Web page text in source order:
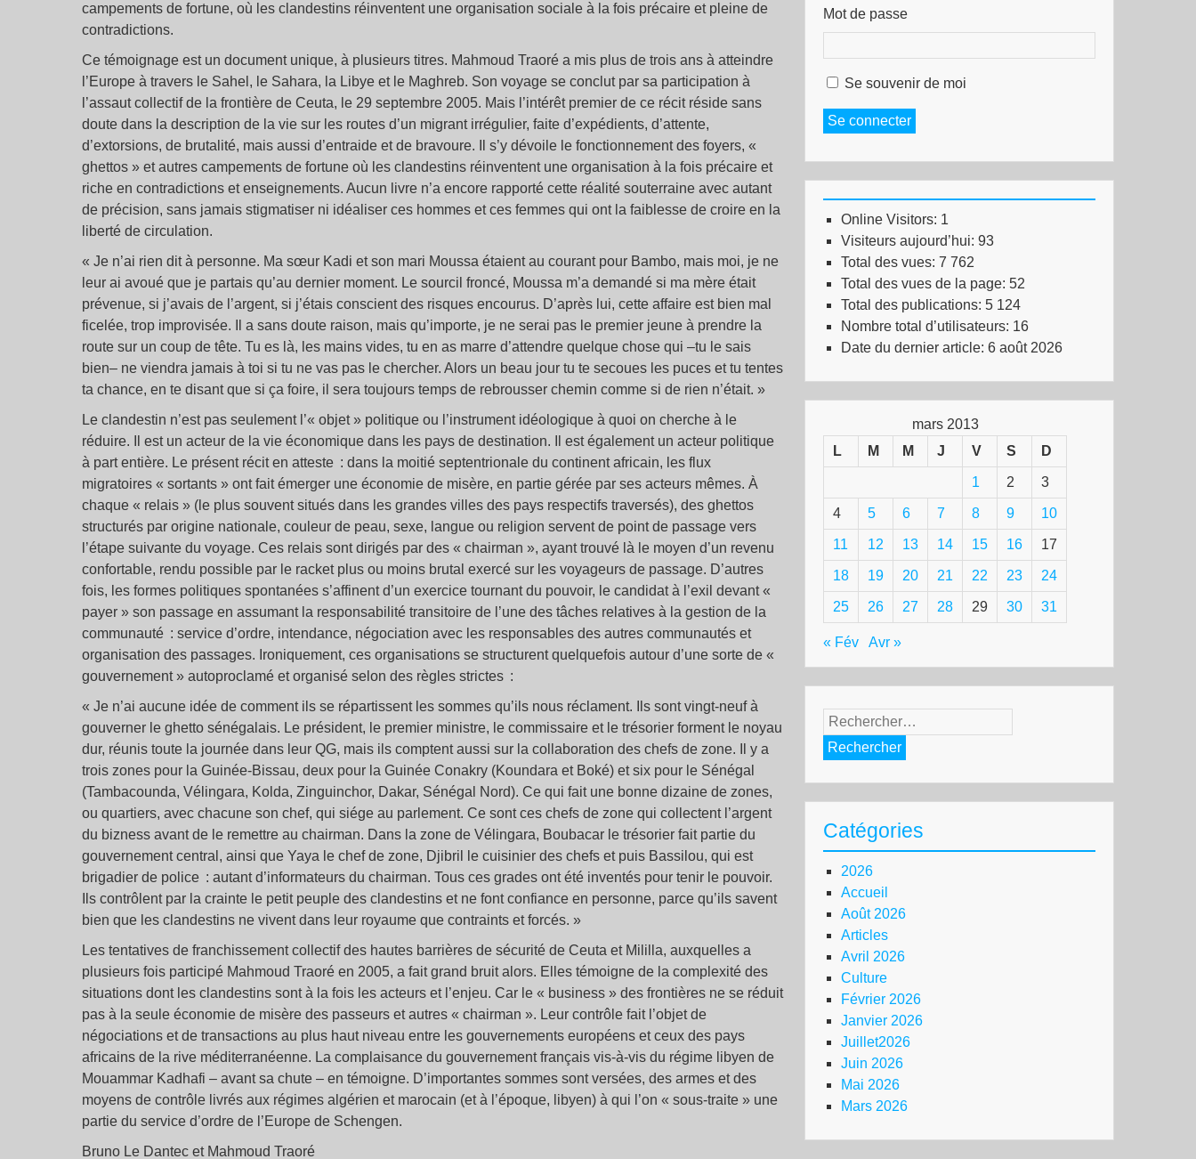
campements de fortune, où les clandestins réinventent une organisation sociale à la fois précaire et pleine de
contradictions.
Ce témoignage est un document unique, à plusieurs titres. Mahmoud Traoré a mis plus de trois ans à atteindre
l’Europe à travers le Sahel, le Sahara, la Libye et le Maghreb. Son voyage se conclut par sa participation à
l’assaut collectif de la frontière de Ceuta, le 29 septembre 2005. Mais l’intérêt premier de ce récit réside sans
doute dans la description de la vie sur les routes d’un migrant irrégulier, faite d’expédients, d’attente,
d’extorsions, de brutalité, mais aussi d’entraide et de bravoure. Il s’y dévoile le fonctionnement des foyers, «
ghettos » et autres campements de fortune où les clandestins réinventent une organisation à la fois précaire et
riche en contradictions et enseignements. Aucun livre n’a encore rapporté cette réalité souterraine avec autant
de précision, sans jamais stigmatiser ni idéaliser ces hommes et ces femmes qui ont la faiblesse de croire en la
liberté de circulation.
« Je n’ai rien dit à personne. Ma sœur Kadi et son mari Moussa étaient au courant pour Bambo, mais moi, je ne
leur ai avoué que je partais qu’au dernier moment. Le sourcil froncé, Moussa m’a demandé si ma mère était
prévenue, si j’avais de l’argent, si j’étais conscient des risques encourus. D’après lui, cette affaire est bien mal
ficelée, trop improvisée. Il a sans doute raison, mais qu’importe, je ne serai pas le premier jeune à prendre la
route sur un coup de tête. Tu es là, les mains vides, tu en as marre d’attendre quelque chose qui –tu le sais
bien– ne viendra jamais à toi si tu ne vas pas le chercher. Alors un beau jour tu te secoues les puces et tu tentes
ta chance, en te disant que si ça foire, il sera toujours temps de rebrousser chemin comme si de rien n’était. »
Le clandestin n’est pas seulement l’« objet » politique ou l’instrument idéologique à quoi on cherche à le
réduire. Il est un acteur de la vie économique dans les pays de destination. Il est également un acteur politique
à part entière. Le présent récit en atteste : dans la moitié septentrionale du continent africain, les flux
migratoires « sortants » ont fait émerger une économie de misère, en partie gérée par ses acteurs mêmes. À
chaque « relais » (le plus souvent situés dans les grandes villes des pays respectifs traversés), des ghettos
structurés par origine nationale, couleur de peau, sexe, langue ou religion servent de point de passage vers
l’étape suivante du voyage. Ces relais sont dirigés par des « chairman », ayant trouvé là le moyen d’un revenu
confortable, rendu possible par le racket plus ou moins brutal exercé sur les voyageurs de passage. D’autres
fois, les formes politiques spontanées s’affinent d’un exercice tournant du pouvoir, le candidat à l’exil devant «
payer » son passage en assumant la responsabilité transitoire de l’une des tâches relatives à la gestion de la
communauté : service d’ordre, intendance, négociation avec les responsables des autres communautés et
organisation des passages. Ironiquement, ces organisations se structurent quelquefois autour d’une sorte de «
gouvernement » autoproclamé et organisé selon des règles strictes :
« Je n’ai aucune idée de comment ils se répartissent les sommes qu’ils nous réclament. Ils sont vingt-neuf à
gouverner le ghetto sénégalais. Le président, le premier ministre, le commissaire et le trésorier forment le noyau
dur, réunis toute la journée dans leur QG, mais ils comptent aussi sur la collaboration des chefs de zone. Il y a
trois zones pour la Guinée-Bissau, deux pour la Guinée Conakry (Koundara et Boké) et six pour le Sénégal
(Tambacounda, Vélingara, Kolda, Zinguinchor, Dakar, Sénégal Nord). Ce qui fait une bonne dizaine de zones,
ou quartiers, avec chacune son chef, qui siége au parlement. Ce sont ces chefs de zone qui collectent l’argent
du bizness avant de le remettre au chairman. Dans la zone de Vélingara, Boubacar le trésorier fait partie du
gouvernement central, ainsi que Yaya le chef de zone, Djibril le cuisinier des chefs et puis Bassilou, qui est
brigadier de police : autant d’informateurs du chairman. Tous ces grades ont été inventés pour tenir le pouvoir.
Ils contrôlent par la crainte le petit peuple des clandestins et ne font confiance en personne, parce qu’ils savent
bien que les clandestins ne vivent dans leur royaume que contraints et forcés. »
Les tentatives de franchissement collectif des hautes barrières de sécurité de Ceuta et Mililla, auxquelles a
plusieurs fois participé Mahmoud Traoré en 2005, a fait grand bruit alors. Elles témoigne de la complexité des
situations dont les clandestins sont à la fois les acteurs et l’enjeu. Car le « business » des frontières ne se réduit
pas à la seule économie de misère des passeurs et autres « chairman ». Leur contrôle fait l’objet de
négociations et de transactions au plus haut niveau entre les gouvernements européens et ceux des pays
africains de la rive méditerranéenne. La complaisance du gouvernement français vis-à-vis du régime libyen de
Mouammar Kadhafi – avant sa chute – en témoigne. D’importantes sommes sont versées, des armes et des
moyens de contrôle livrés aux régimes algérien et marocain (et à l’époque, libyen) à qui l’on « sous-traite » une
partie du service d’ordre de l’Europe de Schengen.
Bruno Le Dantec et Mahmoud Traoré
Mot de passe
Se souvenir de moi
Se connecter
Online Visitors: 1
Visiteurs aujourd’hui: 93
Total des vues: 7 762
Total des vues de la page: 52
Total des publications: 5 124
Nombre total d’utilisateurs: 16
Date du dernier article: 6 août 2026
mars 2013
L
M M J V S D
1 2 3
4 5 6 7 8 9 10
11 12 13 14 15 16 17
18 19 20 21 22 23 24
25 26 27 28 29 30 31
« Fév Avr »
Rechercher :
Catégories
2026
Accueil
Août 2026
Articles
Avril 2026
Culture
Février 2026
Janvier 2026
Juillet2026
Juin 2026
Mai 2026
Mars 2026